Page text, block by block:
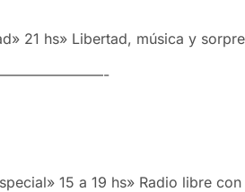
21 hs» Libertad, música y
15 a 19 hs» Radio libre